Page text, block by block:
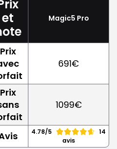
et
Magic5 Pro
Prix
691€
Prix
1099€
4.78/5
14
avis